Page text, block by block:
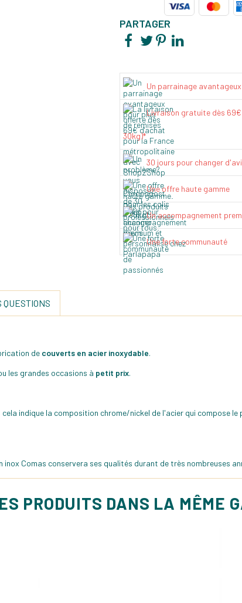
PARTAGER
Un parrainage avantageux
Livraison gratuite dès
30kg)*
30 jours pour changer
Une offre haute gamme
Un accompagnement
Une forte communauté
QUESTIONS
de couverts en acier inoxydable.
les grandes occasions à petit prix.
indique la composition chrome/nickel de l'acier qui compose
Comas conservera ses qualités durant de très nombreuses
PRODUITS DANS LA MÊME